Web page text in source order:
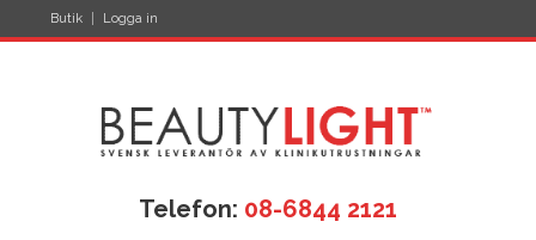
Butik Logga in
Telefon: 08-6844 2121